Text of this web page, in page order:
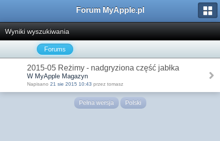
Forum MyApple.pl
Wyniki wyszukiwania
Forums
2015-05 Reżimy - nadgryziona część jabłka
W MyApple Magazyn
Napisano 21 sie 2015 10:43 przez tomasz
Pełna wersja Polski